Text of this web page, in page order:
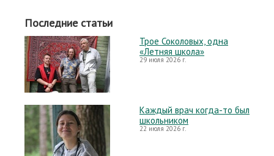
Последние статьи
Трое Соколовых, одна
«Летняя школа»
29 июля 2026 г.
Каждый врач когда-то был
школьником
22 июля 2026 г.